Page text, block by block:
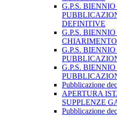
G.P.S. BIENNIO
DEFINITIVE
G.P.S.
CHIARIMENTO
G.P.S. BIENNIO
G.P.S. BIENNIO
Pubblicazione
APERTURA
SUPPLENZE
Pubblicazione